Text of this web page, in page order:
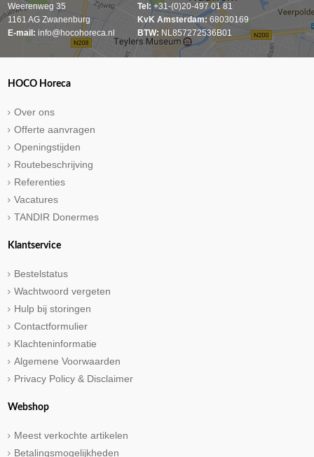
Weerenweg 35
1161 AG Zwanenburg
E-mail: info@hocohoreca.nl
Tel:+31-(0)20-497 01 81
KvK Amsterdam: 68030169
BTW: NL857272536B01
HOCO Horeca
Over ons
Offerte aanvragen
Openingstijden
Routebeschrijving
Referenties
Vacatures
TANDIR Donermes
Klantservice
Bestelstatus
Wachtwoord vergeten
Hulp bij storingen
Contactformulier
Klachteninformatie
Algemene Voorwaarden
Privacy Policy & Disclaimer
Webshop
Meest verkochte artikelen
Betalingsmogelijkheden